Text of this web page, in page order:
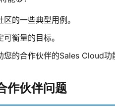
的一些典型用例。
衡量的目标。
您的合作伙伴的Sales Cloud功
作伙伴问题